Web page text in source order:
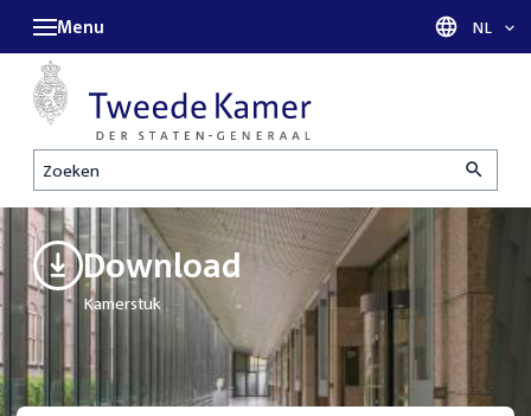
Zoeken
Menu Taal
NL
Download
Kamerstuk